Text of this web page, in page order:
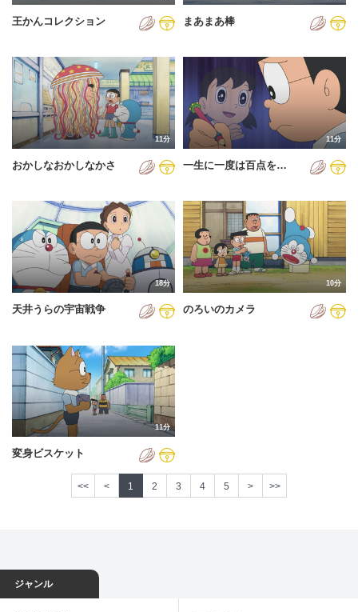
王かんコレクション まあまあ棒
11分
おかしなおかしなかさ
11分
一生に一度は百点を…
18分
天井うらの宇宙戦争
10分
のろいのカメラ
11分
変身ビスケット
<< < 1 2 3 4 5 > >>
ジャンル